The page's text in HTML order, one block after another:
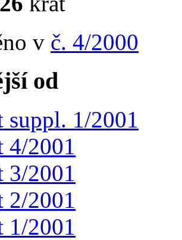
v č. 4/2000
od
suppl. 1/2001
4/2001
3/2001
2/2001
1/2001